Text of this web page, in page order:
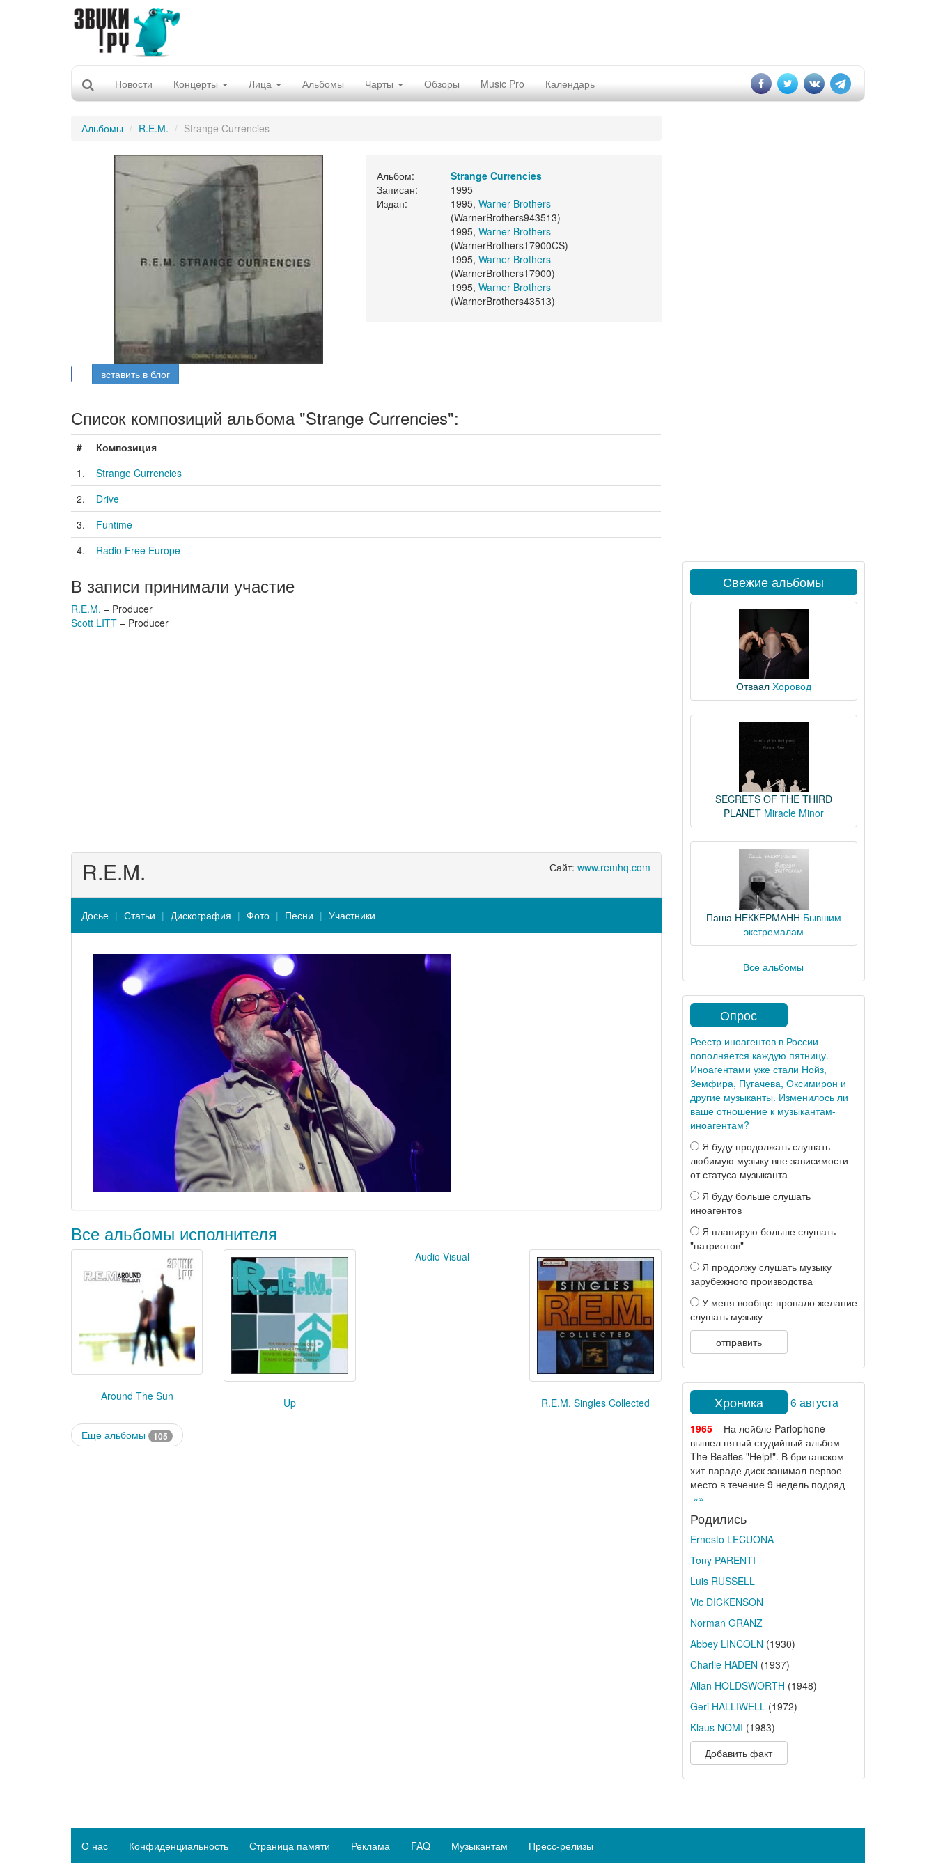
Новости Концерты Лица Альбомы Чарты Обзоры Music Pro Календарь
Альбомы R.E.M. Strange Currencies
Альбом:
Strange Currencies
Записан:
1995
Издан:
1995, Warner Brothers
(WarnerBrothers943513)
1995, Warner Brothers
(WarnerBrothers17900CS)
1995, Warner Brothers
(WarnerBrothers17900)
1995, Warner Brothers
(WarnerBrothers43513)
вставить в блог
Список композиций альбома "Strange Currencies":
#
Композиция
1.
Strange Currencies
2.
Drive
3.
Funtime
4.
Radio Free Europe
В записи принимали участие
R.E.M. – Producer
Scott LITT – Producer
Сайт: www.remhq.com
R.E.M.
Досье Статьи Дискография Фото Песни Участники
Все альбомы исполнителя
Around The Sun Up
Audio-Visual
R.E.M. Singles Collected
Еще альбомы 105
Свежие альбомы
Отваал Хоровод
SECRETS OF THE THIRD
PLANET Miracle Minor
Паша НЕККЕРМАНН Бывшим
экстремалам
Все альбомы
Опрос
Реестр иноагентов в России
пополняется каждую пятницу.
Иноагентами уже стали Нойз,
Земфира, Пугачева, Оксимирон и
другие музыканты. Изменилось ли
ваше отношение к музыкантам-
иноагентам?
Я буду продолжать слушать
любимую музыку вне зависимости
от статуса музыканта
Я буду больше слушать
иноагентов
Я планирую больше слушать
"патриотов"
Я продолжу слушать музыку
зарубежного производства
У меня вообще пропало желание
слушать музыку
отправить
Хроника 6 августа
1965– На лейбле Parlophone
вышел пятый студийный альбом
The Beatles "Help!". В британском
хит-параде диск занимал первое
место в течение 9 недель подряд
»»
Родились
Ernesto LECUONA
Tony PARENTI
Luis RUSSELL
Vic DICKENSON
Norman GRANZ
Abbey LINCOLN (1930)
Charlie HADEN (1937)
Allan HOLDSWORTH (1948)
Geri HALLIWELL(1972)
Klaus NOMI (1983)
Добавить факт
О нас Конфиденциальность Страница памяти Реклама FAQ Музыкантам Пресс-релизы